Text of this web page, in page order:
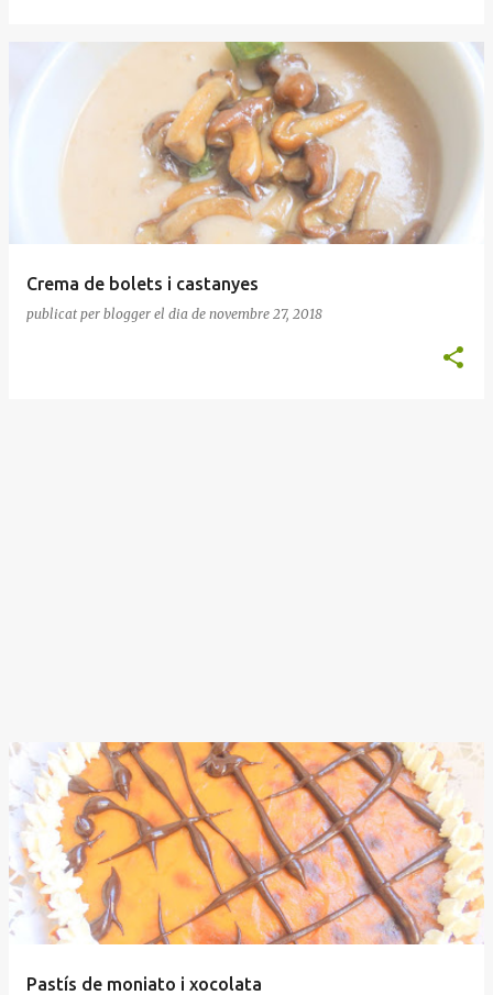
Crema de bolets i castanyes
publicat per blogger el dia de novembre 27, 2018
Pastís de moniato i xocolata